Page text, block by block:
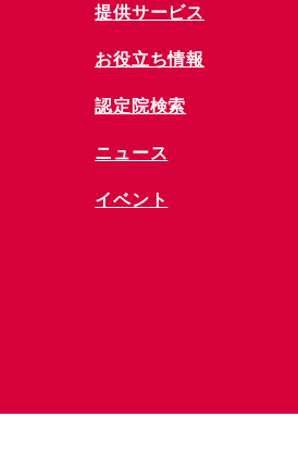
提供サービス
お役立ち情報
​認定院検索
ニュース
​イベント